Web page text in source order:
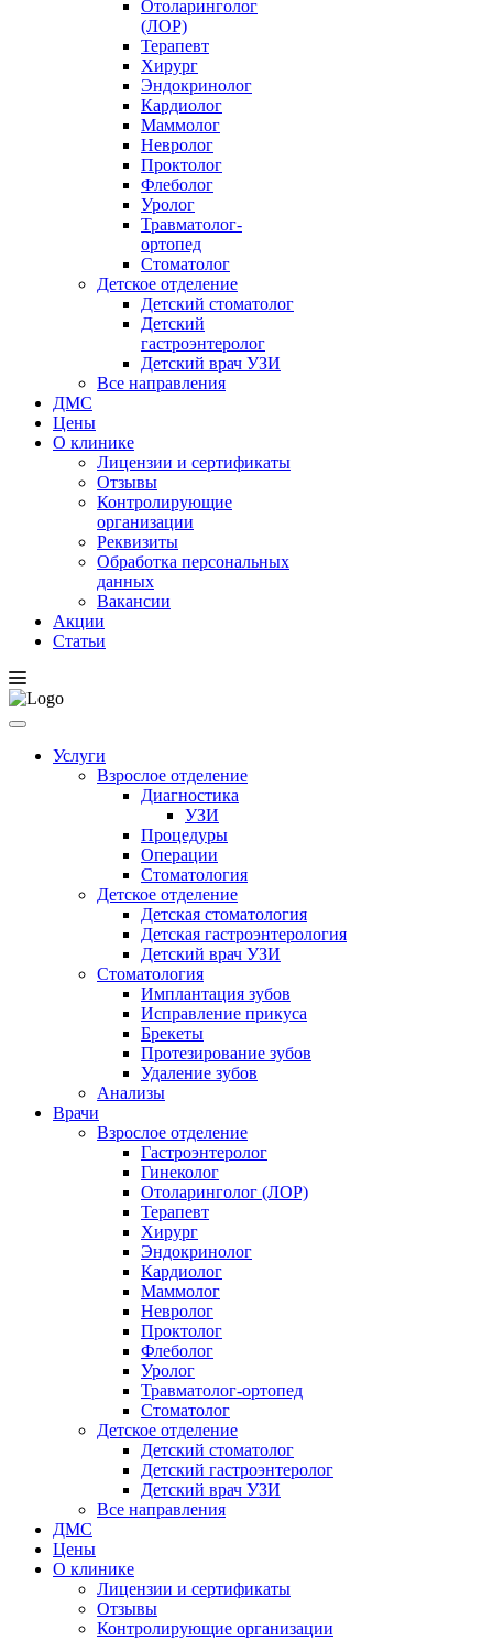
Отоларинголог
(ЛОР)
Терапевт
Хирург
Эндокринолог
Кардиолог
Маммолог
Невролог
Проктолог
Флеболог
Уролог
Травматолог-
ортопед
Стоматолог
Детское отделение
Детский стоматолог
Детский
гастроэнтеролог
Детский врач УЗИ
Все направления
ДМС
Цены
О клинике
Лицензии и сертификаты
Отзывы
Контролирующие
организации
Реквизиты
Обработка персональных
данных
Вакансии
Акции
Статьи
Услуги
Взрослое отделение
Диагностика
УЗИ
Процедуры
Операции
Стоматология
Детское отделение
Детская стоматология
Детская гастроэнтерология
Детский врач УЗИ
Стоматология
Имплантация зубов
Исправление прикуса
Брекеты
Протезирование зубов
Удаление зубов
Анализы
Врачи
Взрослое отделение
Гастроэнтеролог
Гинеколог
Отоларинголог (ЛОР)
Терапевт
Хирург
Эндокринолог
Кардиолог
Маммолог
Невролог
Проктолог
Флеболог
Уролог
Травматолог-ортопед
Стоматолог
Детское отделение
Детский стоматолог
Детский гастроэнтеролог
Детский врач УЗИ
Все направления
ДМС
Цены
О клинике
Лицензии и сертификаты
Отзывы
Контролирующие организации